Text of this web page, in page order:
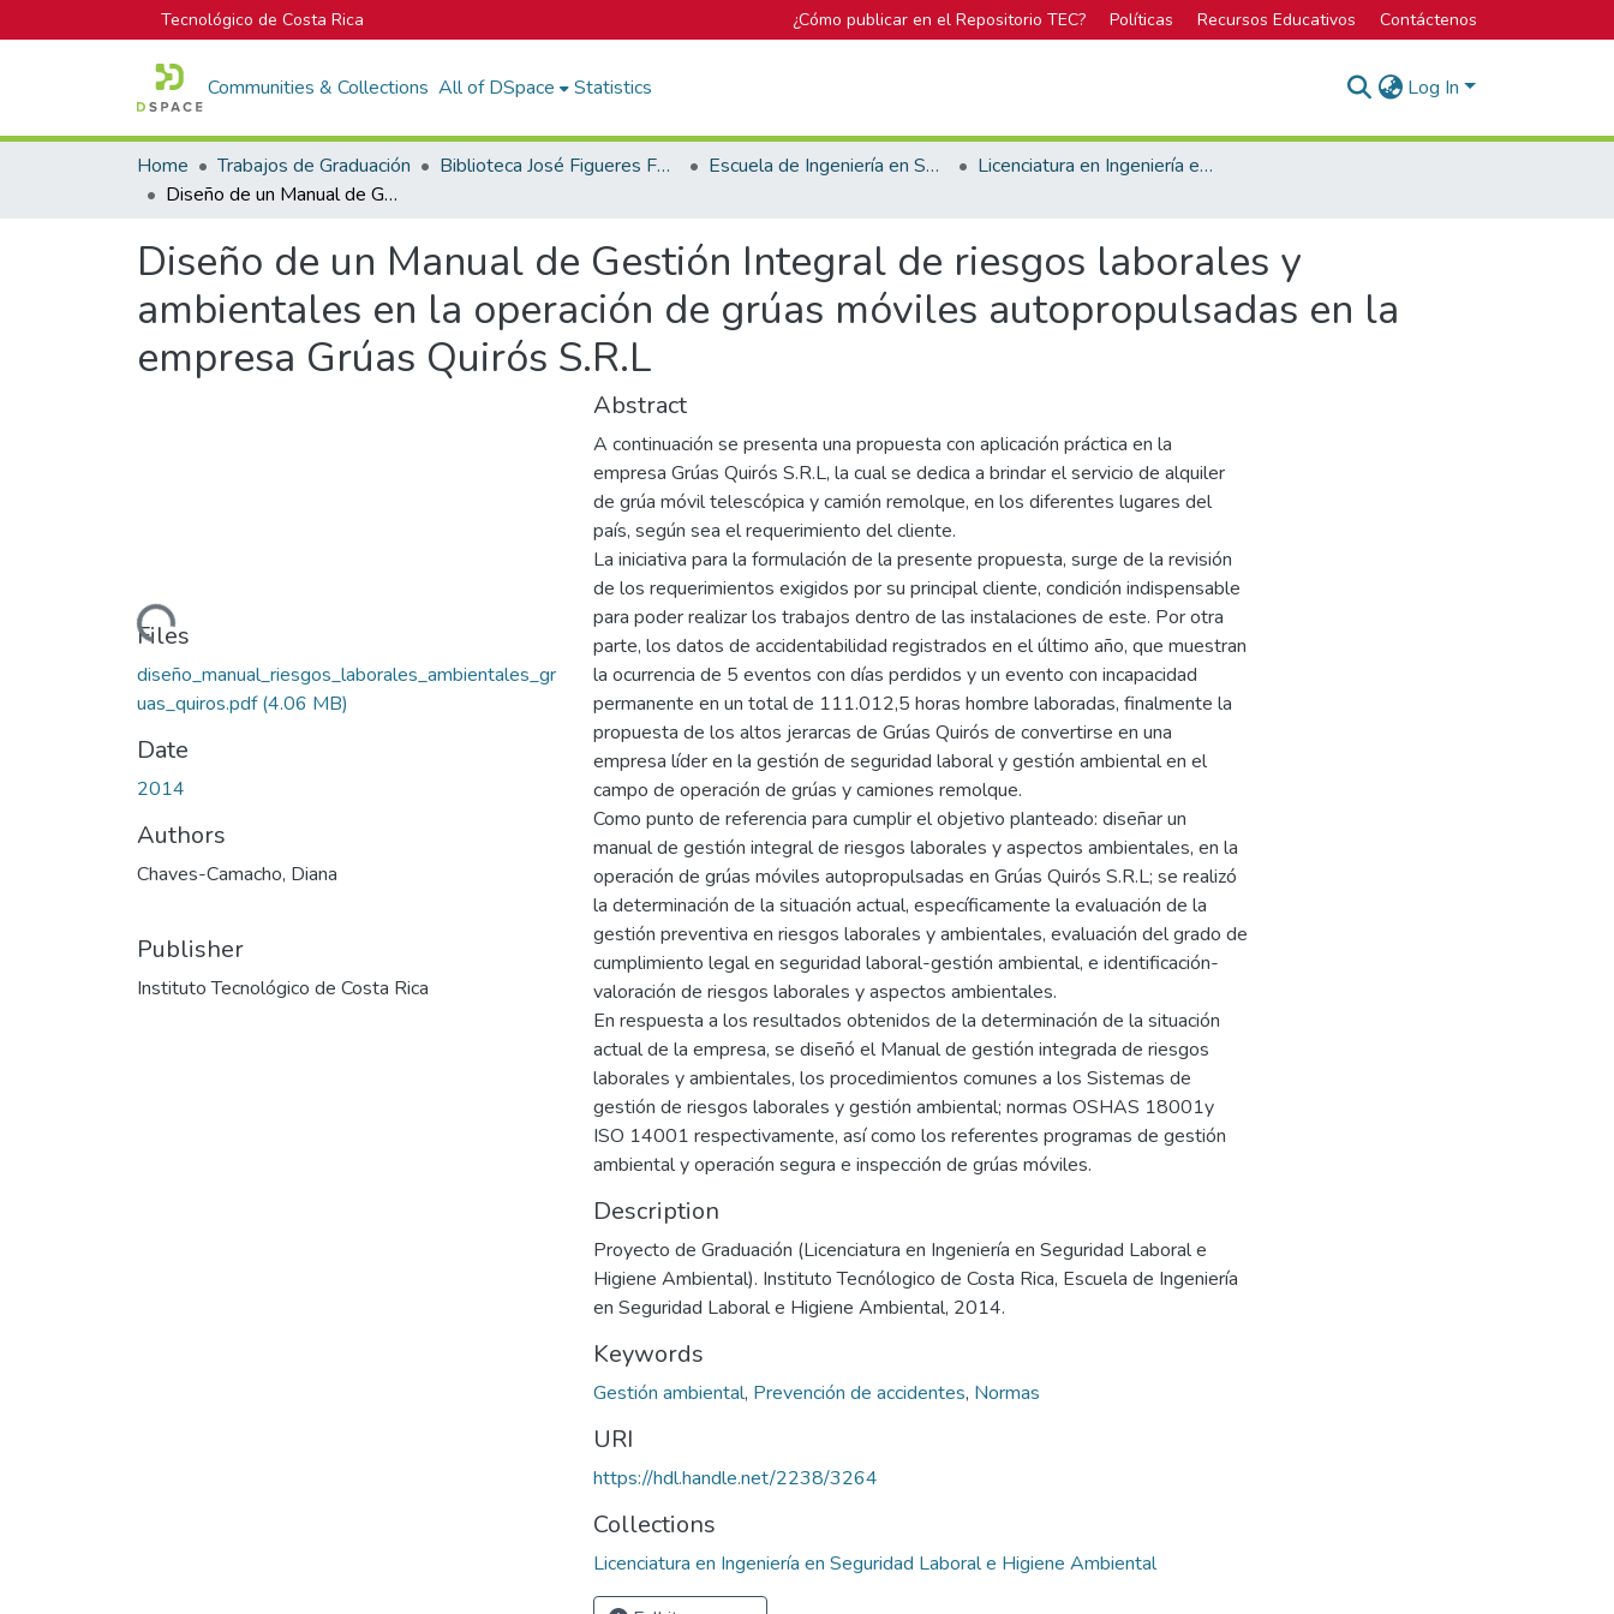
Tecnológico de Costa Rica ¿Cómo publicar en el Repositorio TEC? Políticas Recursos Educativos Contáctenos
Communities & Collections All of DSpace Statistics Log In
Home Trabajos de Graduación Biblioteca José Figueres Ferrer Escuela de Ingeniería en Seguridad Laboral e Higiene Ambiental
Licenciatura en Ingeniería en Seguridad Laboral e Higiene Ambiental
Diseño de un Manual de Gestión Integral de riesgos laborales y ambientales en la operación de grúas móviles autopropulsadas en la empresa Grúas Quirós S.R.L
Diseño de un Manual de Gestión Integral de riesgos laborales y
ambientales en la operación de grúas móviles autopropulsadas en la
empresa Grúas Quirós S.R.L
Loading...
Files
diseño_manual_riesgos_laborales_ambientales_gr
uas_quiros.pdf(4.06 MB)
Date
2014
Authors
Chaves-Camacho, Diana
Publisher
Instituto Tecnológico de Costa Rica
Abstract
A continuación se presenta una propuesta con aplicación práctica en la
empresa Grúas Quirós S.R.L, la cual se dedica a brindar el servicio de alquiler
de grúa móvil telescópica y camión remolque, en los diferentes lugares del
país, según sea el requerimiento del cliente.
La iniciativa para la formulación de la presente propuesta, surge de la revisión
de los requerimientos exigidos por su principal cliente, condición indispensable
para poder realizar los trabajos dentro de las instalaciones de este. Por otra
parte, los datos de accidentabilidad registrados en el último año, que muestran
la ocurrencia de 5 eventos con días perdidos y un evento con incapacidad
permanente en un total de 111.012,5 horas hombre laboradas, finalmente la
propuesta de los altos jerarcas de Grúas Quirós de convertirse en una
empresa líder en la gestión de seguridad laboral y gestión ambiental en el
campo de operación de grúas y camiones remolque.
Como punto de referencia para cumplir el objetivo planteado: diseñar un
manual de gestión integral de riesgos laborales y aspectos ambientales, en la
operación de grúas móviles autopropulsadas en Grúas Quirós S.R.L; se realizó
la determinación de la situación actual, específicamente la evaluación de la
gestión preventiva en riesgos laborales y ambientales, evaluación del grado de
cumplimiento legal en seguridad laboral-gestión ambiental, e identificación-
valoración de riesgos laborales y aspectos ambientales.
En respuesta a los resultados obtenidos de la determinación de la situación
actual de la empresa, se diseñó el Manual de gestión integrada de riesgos
laborales y ambientales, los procedimientos comunes a los Sistemas de
gestión de riesgos laborales y gestión ambiental; normas OSHAS 18001y
ISO 14001 respectivamente, así como los referentes programas de gestión
ambiental y operación segura e inspección de grúas móviles.
Description
Proyecto de Graduación (Licenciatura en Ingeniería en Seguridad Laboral e
Higiene Ambiental). Instituto Tecnólogico de Costa Rica, Escuela de Ingeniería
en Seguridad Laboral e Higiene Ambiental, 2014.
Keywords
Gestión ambiental, Prevención de accidentes, Normas
URI
https://hdl.handle.net/2238/3264
Collections
Licenciatura en Ingeniería en Seguridad Laboral e Higiene Ambiental